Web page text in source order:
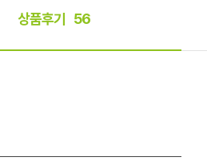
상품후기 56